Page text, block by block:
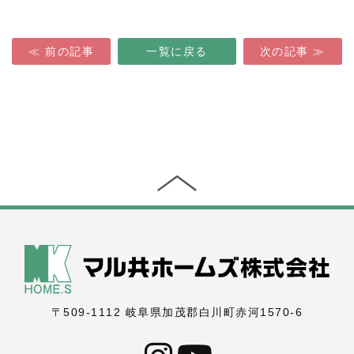
≪ 前の記事 一覧に戻る 次の記事 ≫
〒509-1112 岐阜県加茂郡白川町赤河1570-6